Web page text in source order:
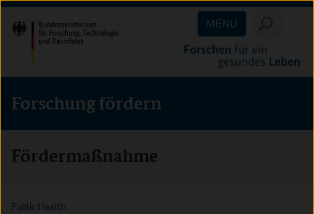
Direkt
zum
Inhalt
(Eingabetaste)
Direkt
zum
Hauptmenu
(Eingabetaste)
Direkt
zur
Suche
(Eingabetaste)
MENU
Forschung fördern
Fördermaßnahme
Public Health